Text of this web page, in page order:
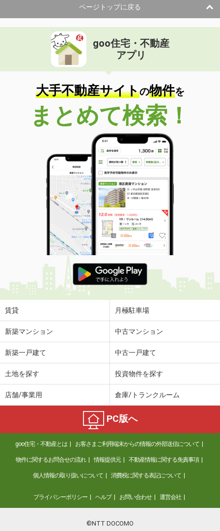
ページトップに戻る
goo住宅・不動産
アプリ
大手不動産サイトの物件を
まとめて検索！
賃貸 月極駐車場
新築マンション 中古マンション
新築一戸建て 中古一戸建て
土地を探す 投資物件を探す
店舗/事業用 倉庫/トランクルーム
PC版へ
goo住宅・不動産とは お客さまご利用端末からの情報の外部送信について
物件に関するお問合せの流れ 情報提供元 不動産情報に関する免責事項
個人情報の取り扱いについて 消費税に関する表記について
プライバシーポリシー ヘルプ お問い合わせ 運営会社
©NTT DOCOMO